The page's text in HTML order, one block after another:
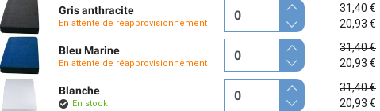
Gris anthracite
En attente de réapprovisionnement
31,40 €
20,93 €
Bleu Marine
En attente de réapprovisionnement
31,40 €
20,93 €
Blanche
En stock
31,40 €
20,93 €